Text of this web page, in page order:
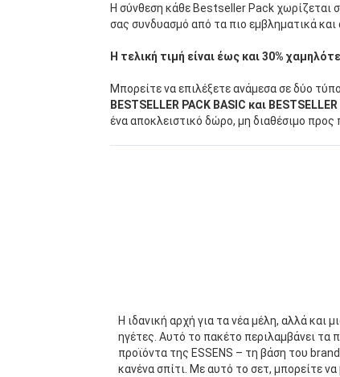
Η σύνθεση κάθε Bestseller Pack χωρίζεται
σας συνδυασμό από τα πιο εμβληματικά
Η τελική τιμή είναι έως και 30%
Μπορείτε να επιλέξετε ανάμεσα σε δύο
BESTSELLER PACK BASIC και
ένα αποκλειστικό δώρο, μη διαθέσιμο
Η ιδανική αρχή για τα νέα μέλη, αλλά και
ηγέτες. Αυτό το πακέτο περιλαμβάνει τα
προϊόντα της ESSENS – τη βάση του
κανένα σπίτι. Με αυτό το σετ, μπορείτε